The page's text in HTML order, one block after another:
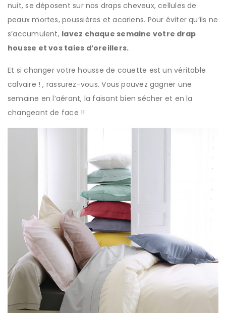
nuit, se déposent sur nos draps cheveux, cellules de
peaux mortes, poussières et acariens. Pour éviter qu’ils ne
s’accumulent, lavez chaque semaine votre drap
housse et vos taies d’oreillers.
Et si changer votre housse de couette est un véritable
calvaire ! , rassurez-vous. Vous pouvez gagner une
semaine en l’aérant, la faisant bien sécher et en la
changeant de face !!